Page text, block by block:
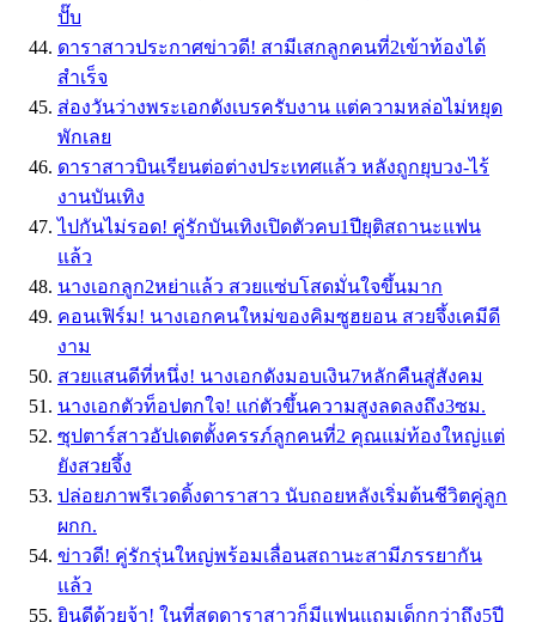
ปั๊บ
ดาราสาวประกาศข่าวดี! สามีเสกลูกคนที่2เข้าท้องได้
สำเร็จ
ส่องวันว่างพระเอกดังเบรครับงาน แต่ความหล่อไม่หยุด
พักเลย
ดาราสาวบินเรียนต่อต่างประเทศแล้ว หลังถูกยุบวง-ไร้
งานบันเทิง
ไปกันไม่รอด! คู่รักบันเทิงเปิดตัวคบ1ปียุติสถานะแฟน
แล้ว
นางเอกลูก2หย่าแล้ว สวยแซ่บโสดมั่นใจขึ้นมาก
คอนเฟิร์ม! นางเอกคนใหม่ของคิมซูฮยอน สวยจึ้งเคมีดี
งาม
สวยแสนดีที่หนึ่ง! นางเอกดังมอบเงิน7หลักคืนสู่สังคม
นางเอกตัวท็อปตกใจ! แก่ตัวขึ้นความสูงลดลงถึง3ซม.
ซุปตาร์สาวอัปเดตตั้งครรภ์ลูกคนที่2 คุณแม่ท้องใหญ่แต่
ยังสวยจึ้ง
ปล่อยภาพรีเวดดิ้งดาราสาว นับถอยหลังเริ่มต้นชีวิตคู่ลูก
ผกก.
ข่าวดี! คู่รักรุ่นใหญ่พร้อมเลื่อนสถานะสามีภรรยากัน
แล้ว
ยินดีด้วยจ้า! ในที่สุดดาราสาวก็มีแฟนแถมเด็กกว่าถึง5ปี